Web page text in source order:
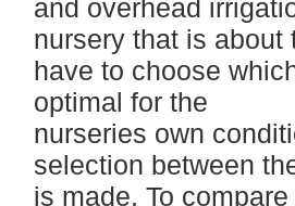
and overhead
nursery that is about
have to choose
optimal for the
nurseries own
selection between
is made. To